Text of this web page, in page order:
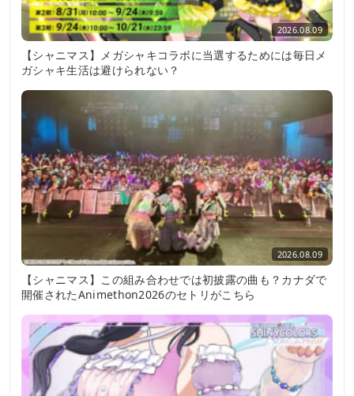
2026.08.09
【シャニマス】メガシャキコラボに当選するためには毎日メ
ガシャキ生活は避けられない？
2026.08.09
【シャニマス】この組み合わせでは初披露の曲も？カナダで
開催されたAnimethon2026のセトリがこちら